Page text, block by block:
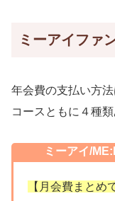
ミーアイファ
年会費の支払い方
コースともに４種類
ミーアイ/
【月会費まとめ